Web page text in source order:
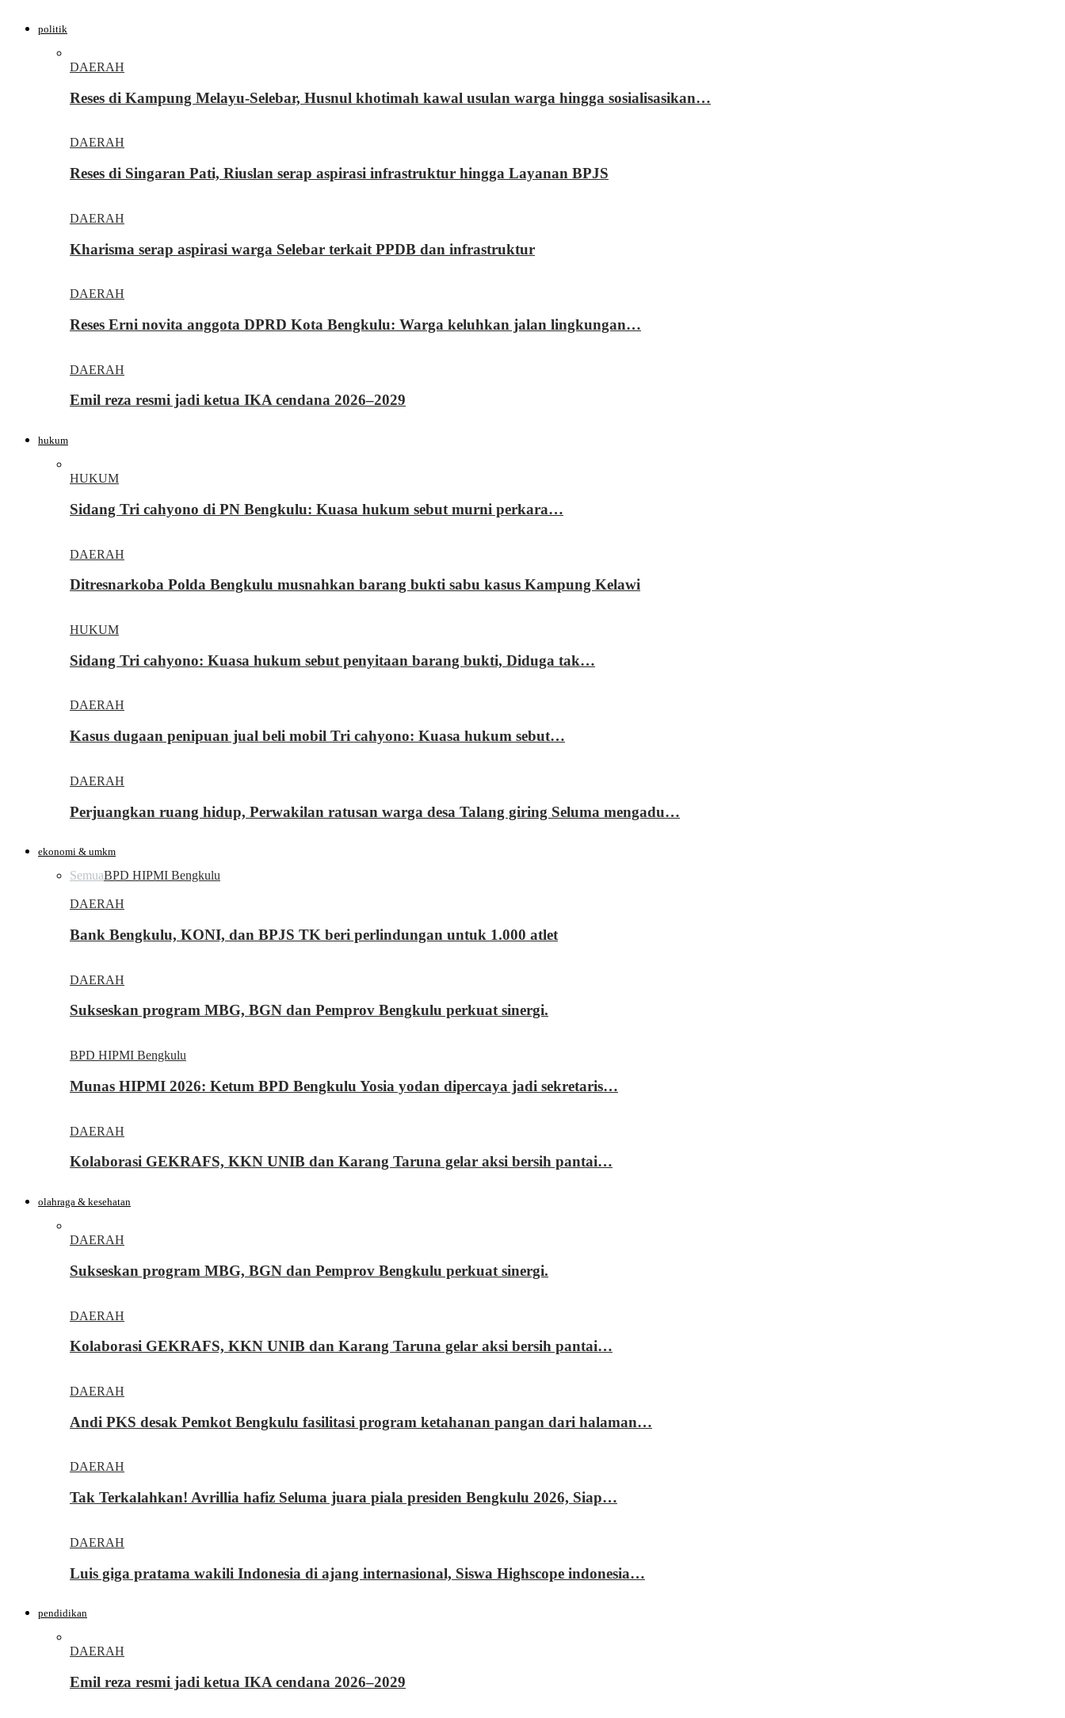
politik
DAERAH
Reses di Kampung Melayu-Selebar, Husnul khotimah kawal usulan warga hingga sosialisasikan…
DAERAH
Reses di Singaran Pati, Riuslan serap aspirasi infrastruktur hingga Layanan BPJS
DAERAH
Kharisma serap aspirasi warga Selebar terkait PPDB dan infrastruktur
DAERAH
Reses Erni novita anggota DPRD Kota Bengkulu: Warga keluhkan jalan lingkungan…
DAERAH
Emil reza resmi jadi ketua IKA cendana 2026–2029
hukum
HUKUM
Sidang Tri cahyono di PN Bengkulu: Kuasa hukum sebut murni perkara…
DAERAH
Ditresnarkoba Polda Bengkulu musnahkan barang bukti sabu kasus Kampung Kelawi
HUKUM
Sidang Tri cahyono: Kuasa hukum sebut penyitaan barang bukti, Diduga tak…
DAERAH
Kasus dugaan penipuan jual beli mobil Tri cahyono: Kuasa hukum sebut…
DAERAH
Perjuangkan ruang hidup, Perwakilan ratusan warga desa Talang giring Seluma mengadu…
ekonomi & umkm
SemuaBPD HIPMI Bengkulu
DAERAH
Bank Bengkulu, KONI, dan BPJS TK beri perlindungan untuk 1.000 atlet
DAERAH
Sukseskan program MBG, BGN dan Pemprov Bengkulu perkuat sinergi.
BPD HIPMI Bengkulu
Munas HIPMI 2026: Ketum BPD Bengkulu Yosia yodan dipercaya jadi sekretaris…
DAERAH
Kolaborasi GEKRAFS, KKN UNIB dan Karang Taruna gelar aksi bersih pantai…
olahraga & kesehatan
DAERAH
Sukseskan program MBG, BGN dan Pemprov Bengkulu perkuat sinergi.
DAERAH
Kolaborasi GEKRAFS, KKN UNIB dan Karang Taruna gelar aksi bersih pantai…
DAERAH
Andi PKS desak Pemkot Bengkulu fasilitasi program ketahanan pangan dari halaman…
DAERAH
Tak Terkalahkan! Avrillia hafiz Seluma juara piala presiden Bengkulu 2026, Siap…
DAERAH
Luis giga pratama wakili Indonesia di ajang internasional, Siswa Highscope indonesia…
pendidikan
DAERAH
Emil reza resmi jadi ketua IKA cendana 2026–2029